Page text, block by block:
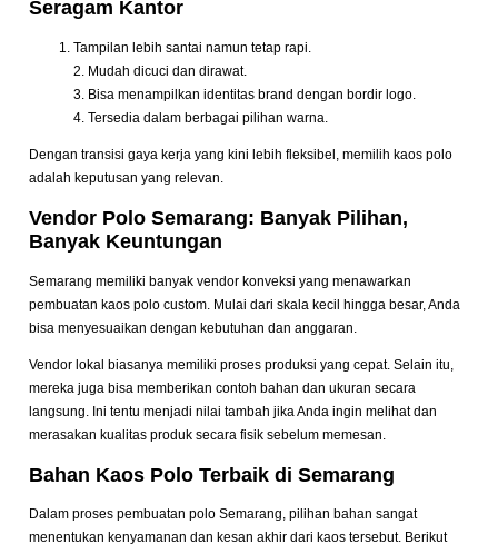
Seragam Kantor
Tampilan lebih santai namun tetap rapi.
2. Mudah dicuci dan dirawat.
3. Bisa menampilkan identitas brand dengan bordir logo.
4. Tersedia dalam berbagai pilihan warna.
Dengan transisi gaya kerja yang kini lebih fleksibel, memilih kaos polo
adalah keputusan yang relevan.
Vendor Polo Semarang: Banyak Pilihan,
Banyak Keuntungan
Semarang memiliki banyak vendor konveksi yang menawarkan
pembuatan kaos polo custom. Mulai dari skala kecil hingga besar, Anda
bisa menyesuaikan dengan kebutuhan dan anggaran.
Vendor lokal biasanya memiliki proses produksi yang cepat. Selain itu,
mereka juga bisa memberikan contoh bahan dan ukuran secara
langsung. Ini tentu menjadi nilai tambah jika Anda ingin melihat dan
merasakan kualitas produk secara fisik sebelum memesan.
Bahan Kaos Polo Terbaik di Semarang
Dalam proses pembuatan polo Semarang, pilihan bahan sangat
menentukan kenyamanan dan kesan akhir dari kaos tersebut. Berikut